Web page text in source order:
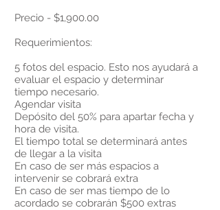
Precio - $1,900.00
Requerimientos:
5 fotos del espacio. Esto nos ayudará a
evaluar el espacio y determinar
tiempo necesario.
Agendar visita
Depósito del 50% para apartar fecha y
hora de visita.
El tiempo total se determinará antes
de llegar a la visita
En caso de ser más espacios a
intervenir se cobrará extra
En caso de ser mas tiempo de lo
acordado se cobrarán $500 extras